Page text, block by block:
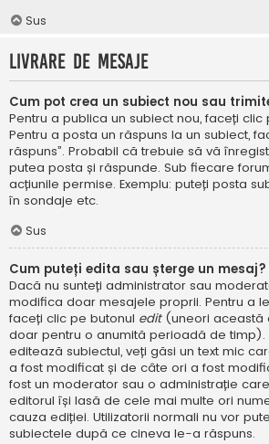
Sus
Livrare de mesaje
Cum pot crea un subiect nou sau
Pentru a publica un subiect nou, faceți clic
Pentru a posta un răspuns la un subiect,
răspuns”. Probabil că trebuie să vă
putea posta și răspunde. Sub fiecare
acțiunile permise. Exemplu: puteți posta
în sondaje etc.
Sus
Cum puteți edita sau șterge un mesaj?
Dacă nu sunteți administrator sau
modifica doar mesajele proprii. Pentru a
faceți clic pe butonul edit (uneori această
doar pentru o anumită perioadă de timp).
editează subiectul, veți găsi un text mic
a fost modificat și de câte ori a fost
fost un moderator sau o administrație
editorul își lasă de cele mai multe ori
cauza ediției. Utilizatorii normali nu vor
subiectele după ce cineva le-a răspuns.